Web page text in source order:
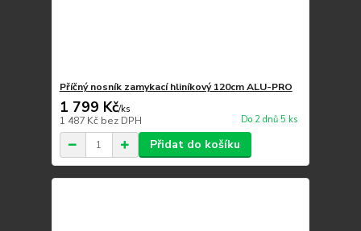
Příčný nosník zamykací hliníkový 120cm ALU-PRO
1 799 Kč/ks
1 487 Kč bez DPH Do 2 dnů 5 ks
Přidat do košíku